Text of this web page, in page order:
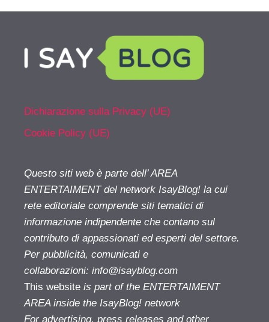
Dichiarazione sulla Privacy (UE)
Cookie Policy (UE)
Questo siti web è parte dell’ AREA
ENTERTAIMENT del network IsayBlog! la cui
rete editoriale comprende siti tematici di
informazione indipendente che contano sul
contributo di appassionati ed esperti del settore.
Per pubblicità, comunicati e
collaborazioni: info@isayblog.com
This website is part of the ENTERTAIMENT
AREA inside the IsayBlog! network
For advertising, press releases and other